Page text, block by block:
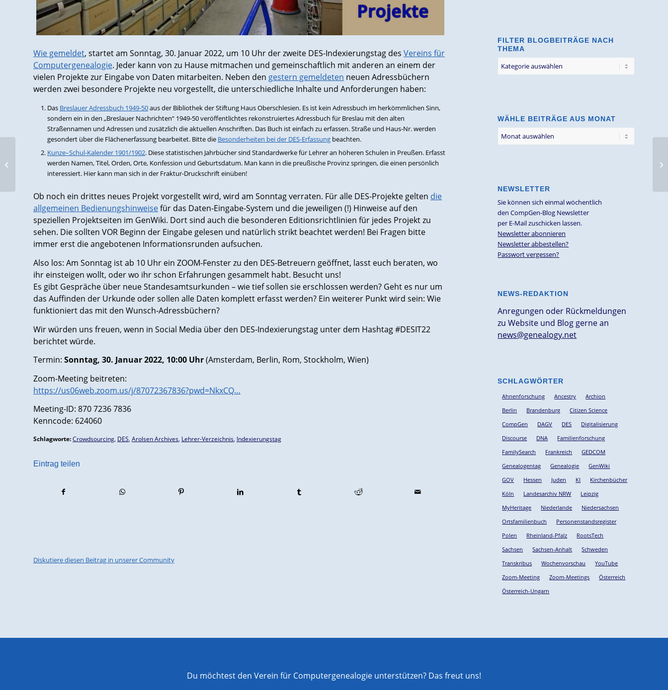
Wie gemeldet, startet am Sonntag, 30. Januar 2022, um 10 Uhr der zweite DES-Indexierungstag des Vereins für
Computergenealogie. Jeder kann von zu Hause mitmachen und gemeinschaftlich mit anderen an einem der
vielen Projekte zur Eingabe von Daten mitarbeiten. Neben den gestern gemeldeten neuen Adressbüchern
werden zwei besondere Projekte neu vorgestellt, die unterschiedliche Inhalte und Anforderungen haben:
Das Breslauer Adressbuch 1949-50aus der Bibliothek der Stiftung Haus Oberschlesien. Es ist kein Adressbuch im herkömmlichen Sinn,
sondern ein in den „Breslauer Nachrichten“ 1949-50 veröffentlichtes rekonstruiertes Adressbuch für Breslau mit den alten
Straßennamen und Adressen und zusätzlich die aktuellen Anschriften. Das Buch ist einfach zu erfassen. Straße und Haus-Nr. werden
gesondert über die Flächenerfassung bearbeitet. Bitte die Besonderheiten bei der DES-Erfassung beachten.
Kunze–Schul-Kalender 1901/1902. Diese statistischen Jahrbücher sind Standardwerke für Lehrer an höheren Schulen in Preußen. Erfasst
werden Namen, Titel, Orden, Orte, Konfession und Geburtsdatum. Man kann in die preußische Provinz springen, die einen persönlich
interessiert. Hier kann man sich in der Fraktur-Druckschrift einüben!
Ob noch ein drittes neues Projekt vorgestellt wird, wird am Sonntag verraten. Für alle DES-Projekte gelten die
allgemeinen Bedienungshinweisefür das Daten-Eingabe-System und die jeweiligen (!) Hinweise auf den
speziellen Projektseiten im GenWiki. Dort sind auch die besonderen Editionsrichtlinien für jedes Projekt zu
sehen. Die sollten VOR Beginn der Eingabe gelesen und natürlich strikt beachtet werden! Bei Fragen bitte
immer erst die angebotenen Informationsrunden aufsuchen.
Also los: Am Sonntag ist ab 10 Uhr ein ZOOM-Fenster zu den DES-Betreuern geöffnet, lasst euch beraten, wo
ihr einsteigen wollt, oder wo ihr schon Erfahrungen gesammelt habt. Besucht uns!
Es gibt Gespräche über neue Standesamtsurkunden – wie tief sollen sie erschlossen werden? Geht es nur um
das Auffinden der Urkunde oder sollen alle Daten komplett erfasst werden? Ein weiterer Punkt wird sein: Wie
funktioniert das mit den Wunsch-Adressbüchern?
Wir würden uns freuen, wenn in Social Media über den DES-Indexierungstag unter dem Hashtag #DESIT22
berichtet würde.
Termin: Sonntag, 30. Januar 2022, 10:00 Uhr(Amsterdam, Berlin, Rom, Stockholm, Wien)
Zoom-Meeting beitreten:
https://us06web.zoom.us/j/87072367836?pwd=NkxCQ…
Meeting-ID: 870 7236 7836
Kenncode: 624060
Schlagworte:Crowdsourcing DES Arolsen Archives Lehrer-Verzeichnis Indexierungstag
Eintrag teilen
Diskutiere diesen Beitrag in unserer Community
FILTER BLOGBEITRÄGE NACH
THEMA
Blogbeiträge
WÄHLE BEITRÄGE AUS MONAT
NEWSLETTER
Sie können sich einmal wöchentlich
den CompGen-Blog Newsletter
per E-Mail zuschicken lassen.
Newsletter abonnieren
Newsletter abbestellen?
Passwort vergessen?
NEWS-REDAKTION
Anregungen oder Rückmeldungen
zu Website und Blog gerne an
news@genealogy.net
SCHLAGWÖRTER
Ahnenforschung Ancestry
Archion
Berlin
Brandenburg
Citizen Science
CompGen
DAGV DES
Digitalisierung
Discourse
DNA
Familienforschung
FamilySearch
Frankreich
GEDCOM
Genealogentag
Genealogie
GenWiki
GOV
Hessen Juden KI
Kirchenbücher
Köln
Landesarchiv NRW
Leipzig
MyHeritage
Niederlande
Niedersachsen
Ortsfamilienbuch
Personenstandsregister
Polen
Rheinland-Pfalz
RootsTech
Sachsen
Sachsen-Anhalt
Schweden
Transkribus
Wochenvorschau
YouTube
Zoom-Meeting
Zoom-Meetings
Österreich
Österreich-Ungarn
Du möchtest den Verein für Computergenealogie unterstützen? Das freut uns!
Weitere Adressbücher zur Erfassung
und Suche